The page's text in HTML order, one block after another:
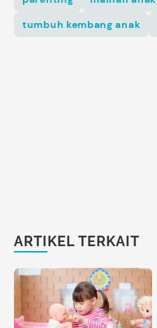
tumbuh kembang anak
ARTIKEL TERKAIT